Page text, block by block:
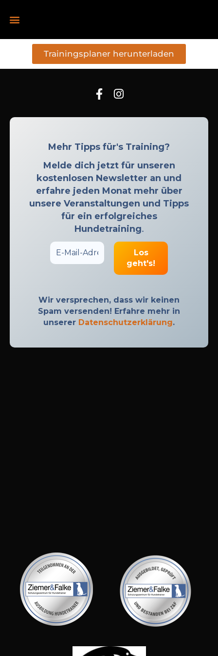
Trainingsplaner herunterladen
Mehr Tipps für's Training?
Melde dich jetzt für unseren
kostenlosen Newsletter an und
erfahre jeden Monat mehr über
unsere Veranstaltungen und Tipps
für ein erfolgreiches
Hundetraining.
Wir versprechen, dass wir keinen
Spam versenden! Erfahre mehr in
unserer Datenschutzerklärung.